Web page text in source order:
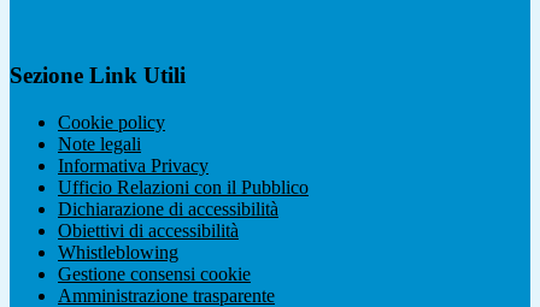
Sezione Link Utili
Cookie policy
Note legali
Informativa Privacy
Ufficio Relazioni con il Pubblico
Dichiarazione di accessibilità
Obiettivi di accessibilità
Whistleblowing
Gestione consensi cookie
Amministrazione trasparente